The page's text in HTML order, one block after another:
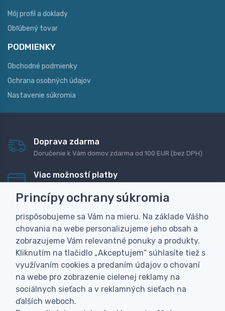
Môj profil a doklady
Obľúbený tovar
PODMIENKY
Obchodné podmienky
Ochrana osobných údajov
Nastavenie súkromia
Doprava zdarma
Doručenie k Vám domov zdarma od 100 EUR (bez DPH)
Viac možností platby
dobierku
Personalizácia
Vyrobíme Vám vlastný originálny darček
Skúsenosť
Široký sortiment, z ktorého Vám pomôžeme vybrať
Princípy ochrany súkromia
prispôsobujeme sa Vám na mieru. Na základe Vášho
chovania na webe personalizujeme jeho obsah a
zobrazujeme Vám relevantné ponuky a produkty.
Kliknutím na tlačidlo „Akceptujem“ súhlasíte tiež s
využívaním cookies a predaním údajov o chovaní
na webe pro zobrazenie cielenej reklamy na
sociálnych sieťach a v reklamných sieťach na
ďalších weboch.